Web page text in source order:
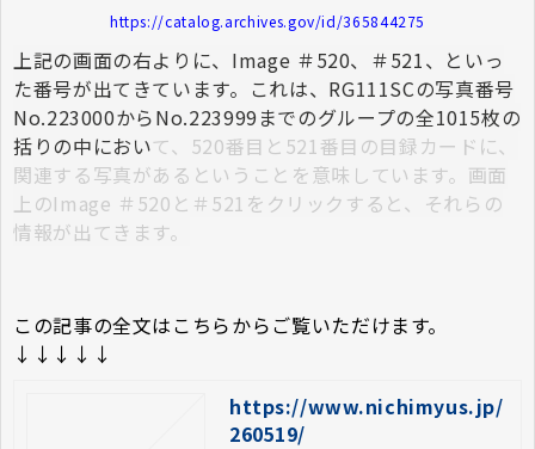
https://catalog.archives.gov/id/365844275
上記の画面の右よりに、Image ＃520、＃521、といっ
た番号が出てきています。これは、RG111SCの写真番号
No.223000からNo.223999までのグループの全1015枚の
括りの中において、520番目と521番目の目録カードに、
関連する写真があるということを意味しています。画面
上のImage ＃520と＃521をクリックすると、それらの
情報が出てきます。
この記事の全文はこちらからご覧いただけます。
↓↓↓↓↓
https://www.nichimyus.jp/
260519/